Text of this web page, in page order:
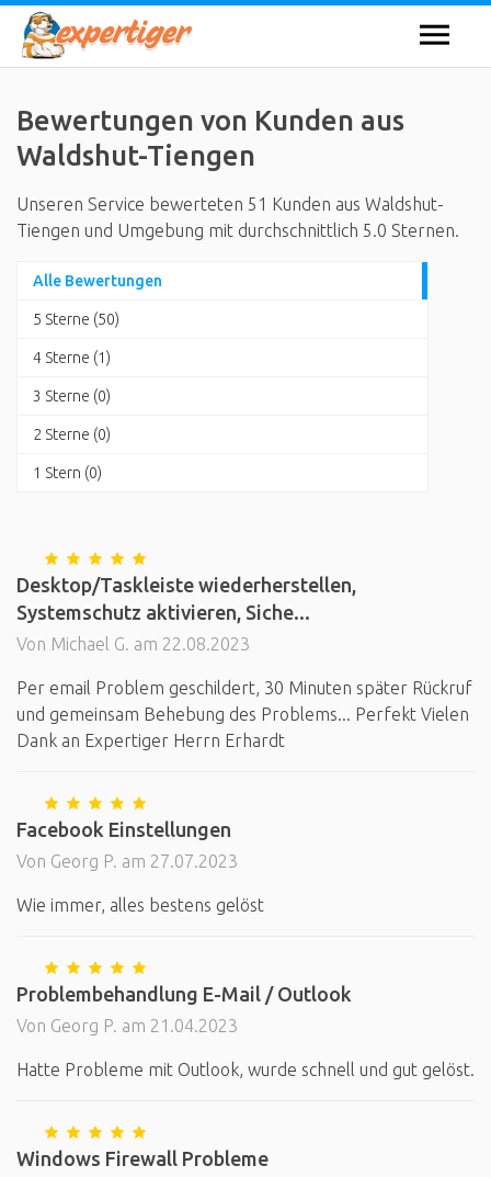
Bewertungen von Kunden aus
Waldshut-Tiengen
Unseren Service bewerteten 51 Kunden aus Waldshut-
Tiengen und Umgebung mit durchschnittlich 5.0 Sternen.
Alle Bewertungen
5 Sterne (50)
4 Sterne (1)
3 Sterne (0)
2 Sterne (0)
1 Stern (0)
Desktop/Taskleiste wiederherstellen,
Systemschutz aktivieren, Siche...
Von Michael G. am 22.08.2023
Per email Problem geschildert, 30 Minuten später Rückruf
und gemeinsam Behebung des Problems... Perfekt Vielen
Dank an Expertiger Herrn Erhardt
Facebook Einstellungen
Von Georg P. am 27.07.2023
Wie immer, alles bestens gelöst
Problembehandlung E-Mail / Outlook
Von Georg P. am 21.04.2023
Hatte Probleme mit Outlook, wurde schnell und gut gelöst.
Windows Firewall Probleme